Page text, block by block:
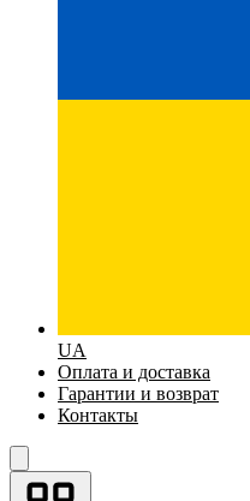
UA
Оплата и доставка
Гарантии и возврат
Контакты